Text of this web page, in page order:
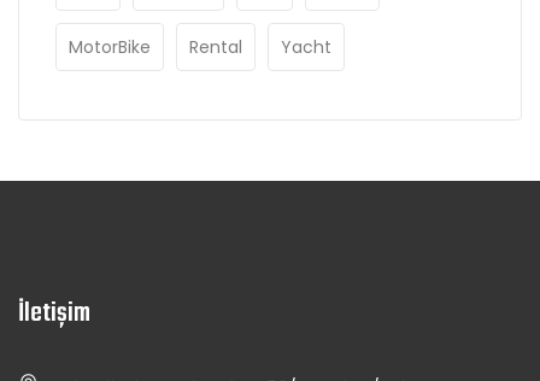
MotorBike Rental Yacht
İletişim